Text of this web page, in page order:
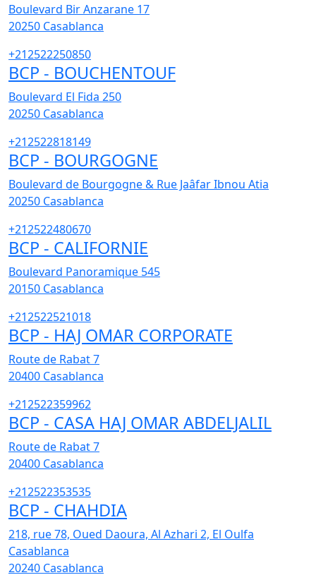
Boulevard Bir Anzarane 17
20250 Casablanca
+212522250850
BCP - BOUCHENTOUF
Boulevard El Fida 250
20250 Casablanca
+212522818149
BCP - BOURGOGNE
Boulevard de Bourgogne & Rue Jaâfar Ibnou Atia
20250 Casablanca
+212522480670
BCP - CALIFORNIE
Boulevard Panoramique 545
20150 Casablanca
+212522521018
BCP - HAJ OMAR CORPORATE
Route de Rabat 7
20400 Casablanca
+212522359962
BCP - CASA HAJ OMAR ABDELJALIL
Route de Rabat 7
20400 Casablanca
+212522353535
BCP - CHAHDIA
218, rue 78, Oued Daoura, Al Azhari 2, El Oulfa
Casablanca
20240 Casablanca